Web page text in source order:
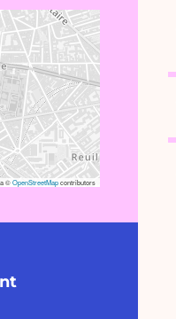
©OpenStreetMapcontributors